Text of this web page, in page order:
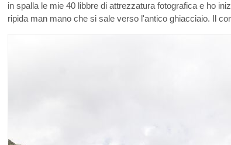
in spalla le mie 40 libbre di attrezzatura fotografica e ho
ripida man mano che si sale verso l'antico ghiacciaio. Il